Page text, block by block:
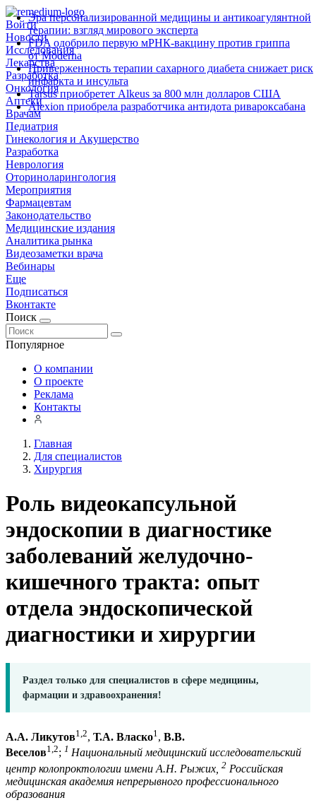
Войти
Новости
Исследования
Лекарства
Разработка
Онкология
Аптеки
Врачам
Педиатрия
Гинекология и Акушерство
Разработка
Неврология
Оториноларингология
Мероприятия
Фармацевтам
Законодательство
Медицинские издания
Аналитика рынка
Видеозаметки врача
Вебинары
Еще
Подписаться
Вконтакте
Поиск
Популярное
Эра персонализированной медицины и антикоагулянтной
терапии: взгляд мирового эксперта
FDA одобрило первую мРНК‑вакцину против гриппа
от Moderna
Приверженность терапии сахарного диабета снижает риск
инфаркта и инсульта
Tarsus приобретет Alkeus за 800 млн долларов США
Alexion приобрела разработчика антидота ривароксабана
О компании
О проекте
Реклама
Контакты
Главная
Для специалистов
Хирургия
Роль видеокапсульной
эндоскопии в диагностике
заболеваний желудочно-
кишечного тракта: опыт
отдела эндоскопической
диагностики и хирургии
Раздел только для специалистов в сфере медицины,
фармации и здравоохранения!
А.А. Ликутов1,2, Т.А. Власко1 , В.В.
Веселов1,2; 1 Национальный медицинский исследовательский
центр колопроктологии имени А.Н. Рыжих, 2 Российская
медицинская академия непрерывного профессионального
образования